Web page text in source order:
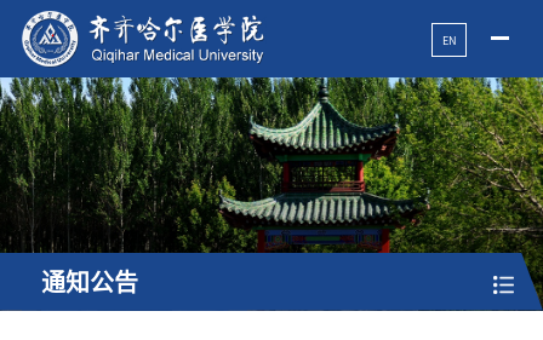
EN
通知公告